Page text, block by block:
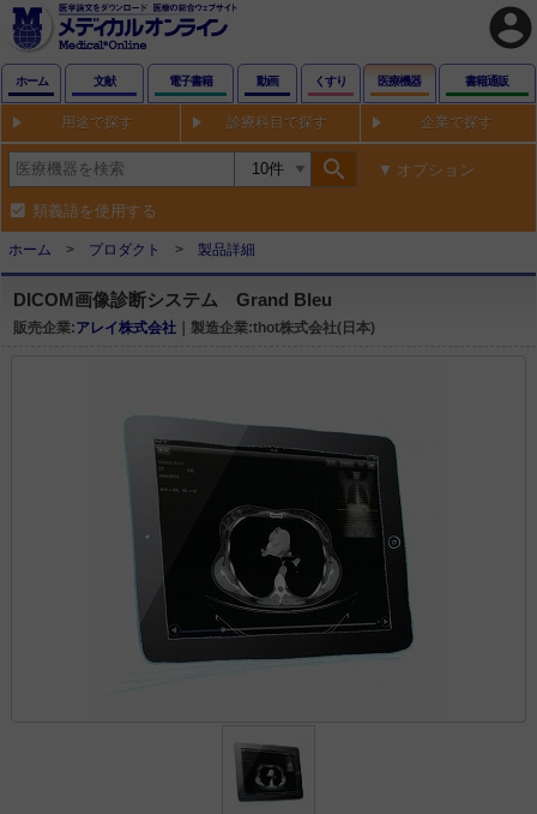
account_circle
ホーム 文献 電子書籍 動画 くすり 医療機器 書籍通販
用途で探す 診療科目で探す 企業で探す
search オプション
類義語を使用する
ホーム プロダクト 製品詳細
DICOM画像診断システム Grand Bleu
販売企業:アレイ株式会社 ｜製造企業:thot株式会社(日本)